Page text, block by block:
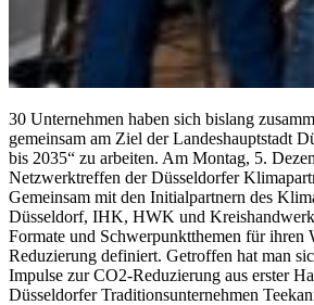
30 Unternehmen haben sich bislang
gemeinsam am Ziel der Landeshauptstadt
bis 2035“ zu arbeiten. Am Montag, 5.
Netzwerktreffen der Düsseldorfer
Gemeinsam mit den Initialpartnern des
Düsseldorf, IHK, HWK und
Formate und Schwerpunktthemen für ihren
Reduzierung definiert. Getroffen hat man
Impulse zur CO2-Reduzierung aus erster
Düsseldorfer Traditionsunternehmen